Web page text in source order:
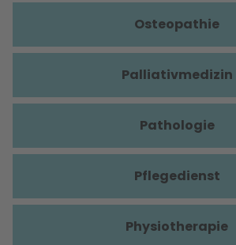
Osteopathie
Palliativmedizin
Pathologie
Pflegedienst
Physiotherapie